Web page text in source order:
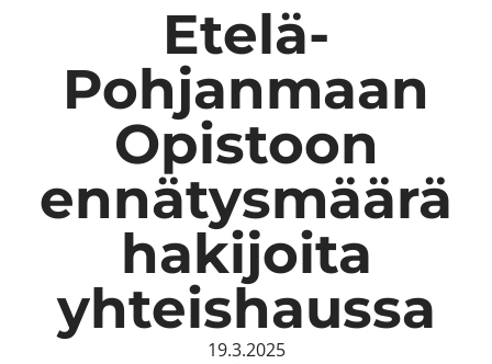
Etelä-
Pohjanmaan
Opistoon
ennätysmäärä
hakijoita
yhteishaussa
19.3.2025